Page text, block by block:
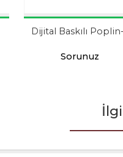
Dijital Baskılı
Sorunuz